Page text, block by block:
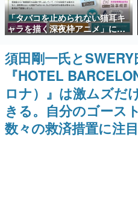
殿堂入り記事
SNS拡散数が数千以
ど。多くの人々に読
事をまとめました。
ゲームの企画書
名作ゲームクリエイ
聞きし、ヒットする
きます。
赫本
この物語を解いては
の形をした短編ホラー
「タバコを止められない猫耳キ
ャラを描く深夜枠アニメ」に視
聴者の一部から批判意見。違法
薬物の使用と思しき描写も含め
て、BPOが議論を交わす
須田剛一氏と
『HOTEL
ロナ）』は激ムズだ
きる。自分のゴース
数々の救済措置に注目